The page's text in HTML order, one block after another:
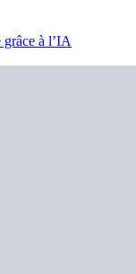
à l’IA